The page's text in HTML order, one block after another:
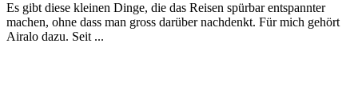
Es gibt diese kleinen Dinge, die das Reisen spürbar entspannter
machen, ohne dass man gross darüber nachdenkt. Für mich gehört
Airalo dazu. Seit ...